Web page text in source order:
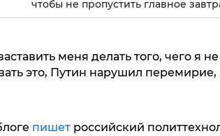
чтобы не пропустить главное
меня делать того, чего я
это, Путин нарушил
пишетроссийский